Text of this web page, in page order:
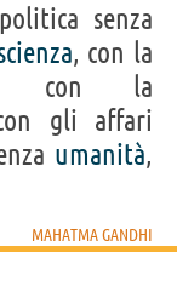
senza
, con la
con la
gli affari
umanità,
MAHATMA GANDHI